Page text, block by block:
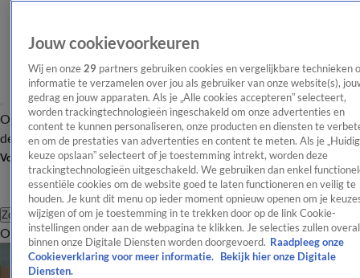
OverzichtAfleveringen Entertainment TV Algemeen
Tip
de redactieNieuwsbrief
Volg Shownieuws
Zoeken
OverzichtEntertainmentSpraakmakendRealityCrimeVideo's
Jouw cookievoorkeuren
Wij en onze 29 partners gebruiken cookies en vergelijkbare technieken
informatie te verzamelen over jou als gebruiker van onze website(s),
gedrag en jouw apparaten. Als je „Alle cookies accepteren” selecteert,
worden trackingtechnologieën ingeschakeld om onze advertenties en
content te kunnen personaliseren, onze producten en diensten te
en om de prestaties van advertenties en content te meten. Als je
keuze opslaan” selecteert of je toestemming intrekt, worden deze
trackingtechnologieën uitgeschakeld. We gebruiken dan enkel
essentiële cookies om de website goed te laten functioneren en veilig te
houden. Je kunt dit menu op ieder moment opnieuw openen om je
wijzigen of om je toestemming in te trekken door op de link Cookie-
instellingen onder aan de webpagina te klikken. Je selecties zullen overal
binnen onze Digitale Diensten worden doorgevoerd. Raadpleeg onze
Cookieverklaring voor meer informatie.
Bekijk hier onze Digitale
Diensten.